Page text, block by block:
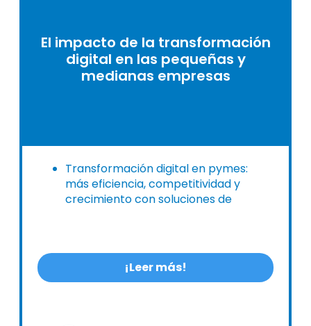
El impacto de la transformación
digital en las pequeñas y
medianas empresas
Transformación digital en pymes:
más eficiencia, competitividad y
crecimiento con soluciones de
¡Leer más!